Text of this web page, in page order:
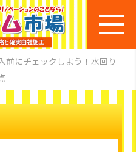
前にチェックしよう！水回り